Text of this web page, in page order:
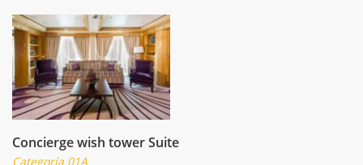
Concierge wish tower Suite
Categoría 01A